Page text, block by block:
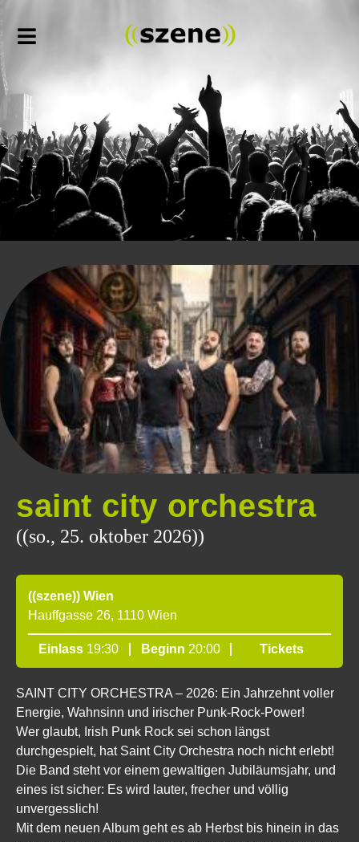
saint city orchestra
((so., 25. oktober 2026))
((szene)) Wien
Hauffgasse 26, 1110 Wien
Einlass 19:30 Beginn 20:00 Tickets
SAINT CITY ORCHESTRA – 2026: Ein Jahrzehnt voller
Energie, Wahnsinn und irischer Punk-Rock-Power!
Wer glaubt, Irish Punk Rock sei schon längst
durchgespielt, hat Saint City Orchestra noch nicht erlebt!
Die Band steht vor einem gewaltigen Jubiläumsjahr, und
eines ist sicher: Es wird lauter, frecher und völlig
unvergesslich!
Mit dem neuen Album geht es ab Herbst bis hinein in das